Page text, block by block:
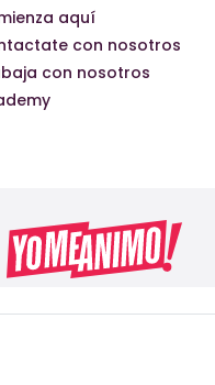
aquí
con nosotros
con nosotros